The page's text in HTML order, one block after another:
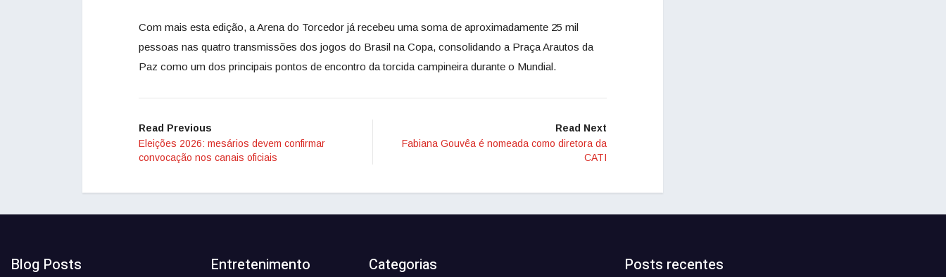
Com mais esta edição, a Arena do Torcedor já recebeu uma soma de aproximadamente 25 mil
pessoas nas quatro transmissões dos jogos do Brasil na Copa, consolidando a Praça Arautos da
Paz como um dos principais pontos de encontro da torcida campineira durante o Mundial.
Read Previous
Eleições 2026: mesários devem confirmar
convocação nos canais oficiais
Read Next
Fabiana Gouvêa é nomeada como diretora da
CATI
Blog Posts Entretenimento Categorias Posts recentes